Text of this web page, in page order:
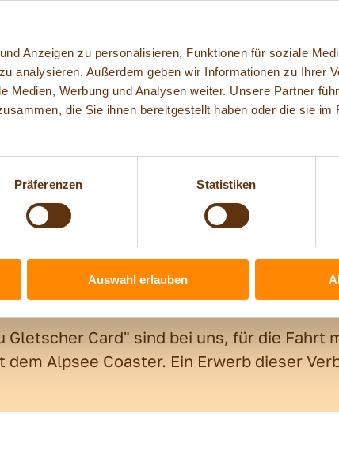
Anzeigen zu personalisieren, Funktionen für soziale
analysieren. Außerdem geben wir Informationen zu Ihrer
Medien, Werbung und Analysen weiter. Unsere Partner
die Sie ihnen bereitgestellt haben oder die sie im
Präferenzen Statistiken
Auswahl erlauben
7,00 € (1,5
Gruppen ab 10 Personen erhalten:
Coaster- und Abenteuer Alpe-Kombi-
Tickets
Gletscher Card" sind bei uns, für die Fahrt
Alpsee Coaster. Ein Erwerb dieser